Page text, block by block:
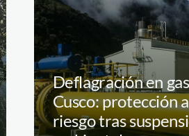
Deflagración en
Cusco: protección
riesgo tras